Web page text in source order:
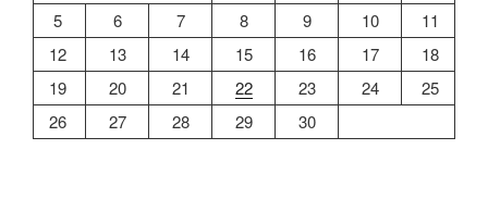
5
6 7 8 9 10
11
12
13 14 15 16 17
18
19
20 21 22 23 24
25
26
27 28 29 30